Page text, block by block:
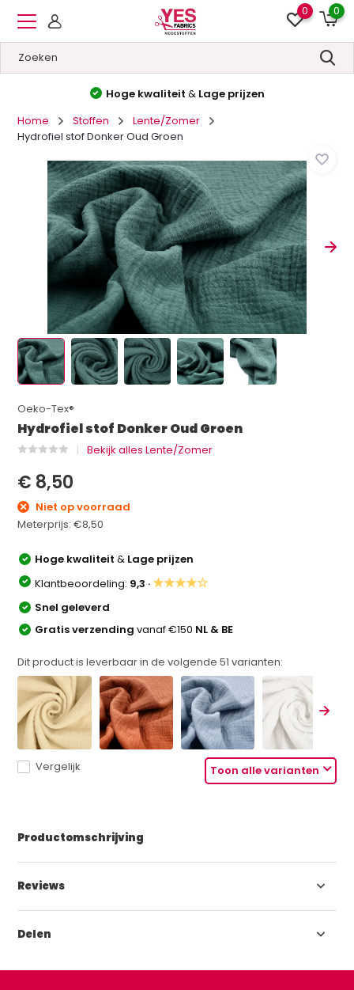
0 0
Hoge kwaliteit & Lage prijzen
Home
Stoffen
Lente/Zomer
Hydrofiel stof Donker Oud Groen
Oeko-Tex®
Hydrofiel stof Donker Oud Groen
Bekijk alles Lente/Zomer
€ 8,50
Niet op voorraad
Meterprijs:€8,50
Hoge kwaliteit& Lage prijzen
Klantbeoordeling: 9,3 ·★★★★☆
Snel geleverd
Gratis verzendingvanaf €150 NL & BE
Dit product is leverbaar in de volgende51 varianten:
Toon alle varianten
Vergelijk
Productomschrijving
Reviews
Delen